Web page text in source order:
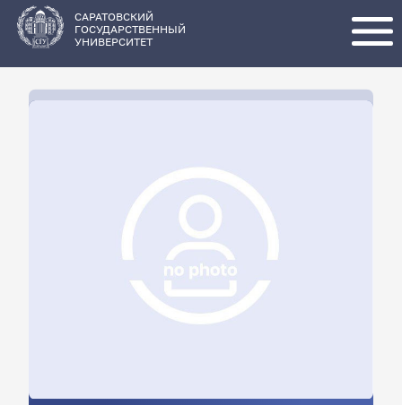
основному
содержанию
САРАТОВСКИЙ
ГОСУДАРСТВЕННЫЙ
УНИВЕРСИТЕТ